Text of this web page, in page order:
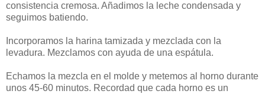
consistencia cremosa. Añadimos la leche condensada y
seguimos batiendo.
Incorporamos la harina tamizada y mezclada con la
levadura. Mezclamos con ayuda de una espátula.
Echamos la mezcla en el molde y metemos al horno durante
unos 45-60 minutos. Recordad que cada horno es un